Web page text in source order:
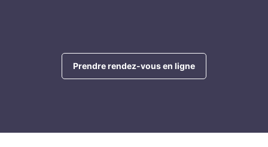
Prendre rendez-vous en ligne